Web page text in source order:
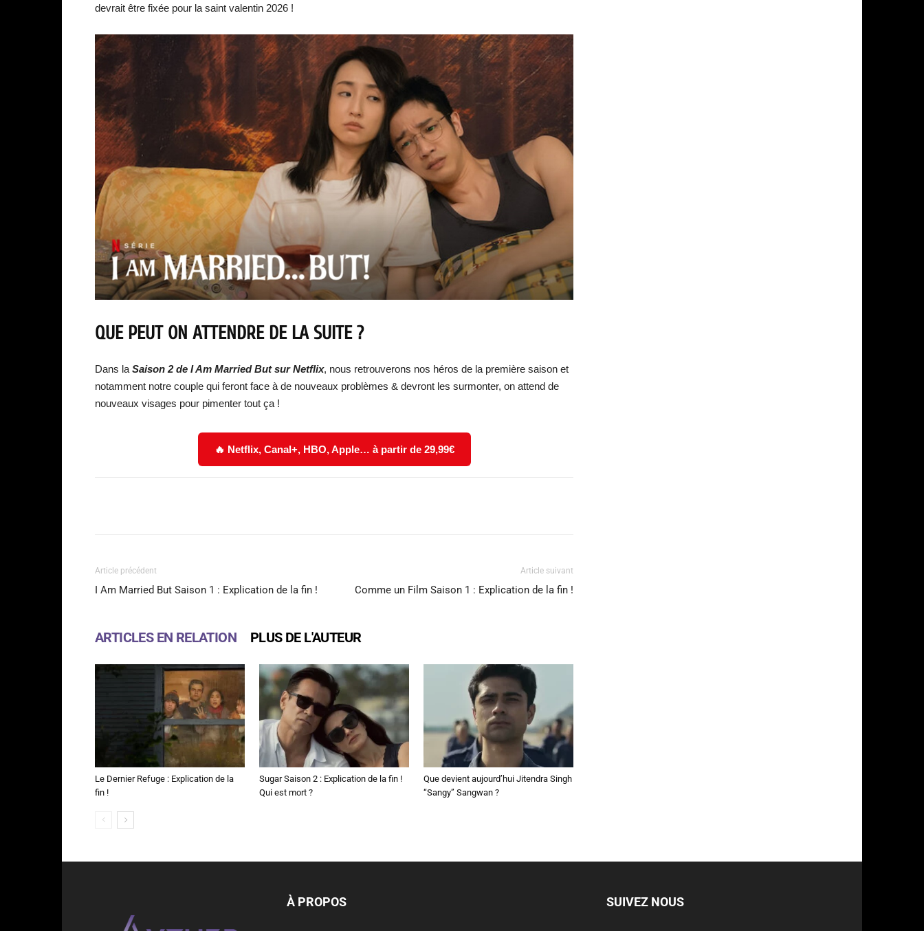
devrait être fixée pour la saint valentin 2026 !
QUE PEUT ON ATTENDRE DE LA SUITE ?
Dans la Saison 2 de I Am Married But sur Netflix, nous retrouverons nos héros de la première saison et
notamment notre couple qui feront face à de nouveaux problèmes & devront les surmonter, on attend de
nouveaux visages pour pimenter tout ça !
🔥 Netflix, Canal+, HBO, Apple… à partir de 29,99€
Article précédent
I Am Married But Saison 1 : Explication de la fin !
Article suivant
Comme un Film Saison 1 : Explication de la fin !
ARTICLES EN RELATION PLUS DE L'AUTEUR
Le Dernier Refuge : Explication de la
fin !
Sugar Saison 2 : Explication de la fin !
Qui est mort ?
Que devient aujourd’hui Jitendra Singh
“Sangy” Sangwan ?
À PROPOS SUIVEZ NOUS